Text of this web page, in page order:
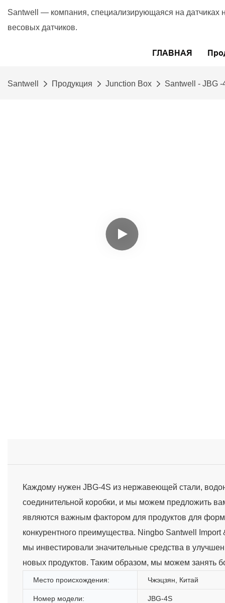
Santwell — компания, специализирующаяся на датчиках
весовых датчиков.
ГЛАВНАЯ
Santwell Продукция Junction Box Santwell - JBG
Каждому нужен JBG-4S из нержавеющей стали,
соединительной коробки, и мы можем предложить
являются важным фактором для продуктов для
конкурентного преимущества. Ningbo Santwell
мы инвестировали значительные средства в
новых продуктов. Таким образом, мы можем занять
Место происхождения: Чжэцзян, Китай
Номер модели: JBG-4S